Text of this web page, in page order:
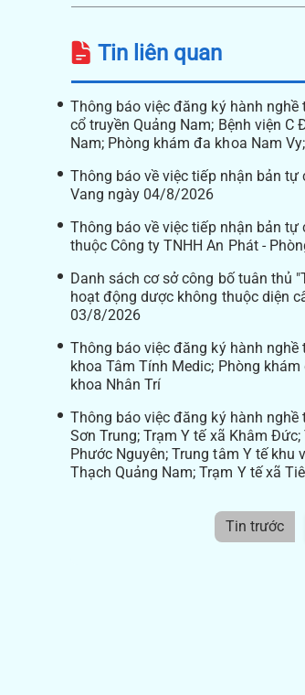
Tin liên quan
Thông báo việc đăng ký hành
cổ truyền Quảng Nam; Bệnh viện C
Nam; Phòng khám đa khoa Nam
Thông báo về việc tiếp nhận bản
Vang ngày 04/8/2026
Thông báo về việc tiếp nhận bản
thuộc Công ty TNHH An Phát -
Danh sách cơ sở công bố tuân thủ
hoạt động dược không thuộc diện
03/8/2026
Thông báo việc đăng ký hành
khoa Tâm Tính Medic; Phòng
khoa Nhân Trí
Thông báo việc đăng ký hành
Sơn Trung; Trạm Y tế xã Khâm
Phước Nguyên; Trung tâm Y tế khu
Thạch Quảng Nam; Trạm Y tế xã
Tin trước